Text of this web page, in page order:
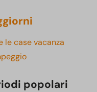
le case vacanza
popolari